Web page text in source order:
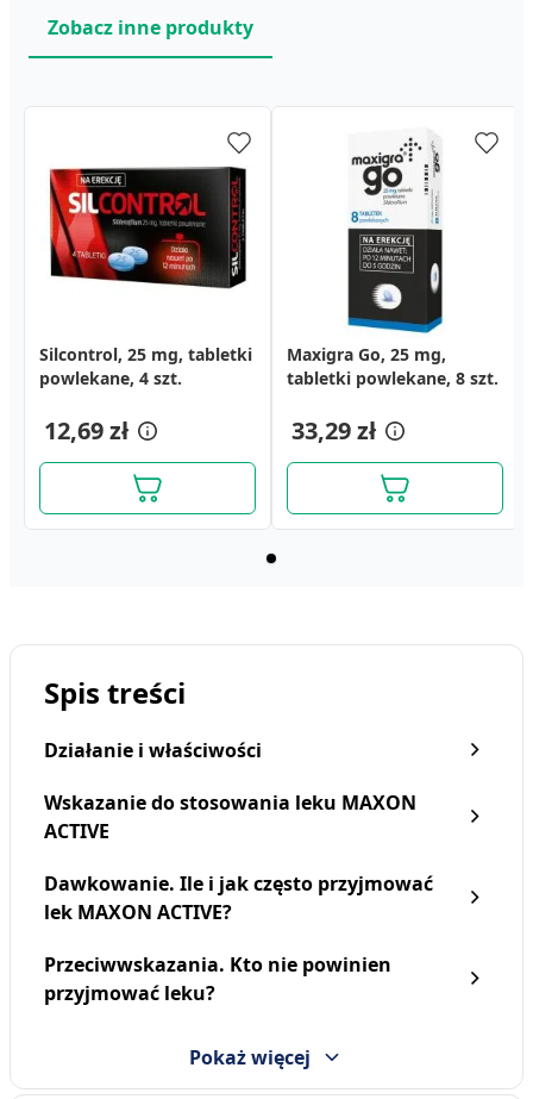
Zobacz inne produkty
Silcontrol, 25 mg, tabletki
powlekane, 4 szt.
12,69 zł
Maxigra Go, 25 mg,
tabletki powlekane, 8 szt.
33,29 zł
Spis treści
Działanie i właściwości
Wskazanie do stosowania leku MAXON
ACTIVE
Dawkowanie. Ile i jak często przyjmować
lek MAXON ACTIVE?
Przeciwwskazania. Kto nie powinien
przyjmować leku?
Pokaż więcej